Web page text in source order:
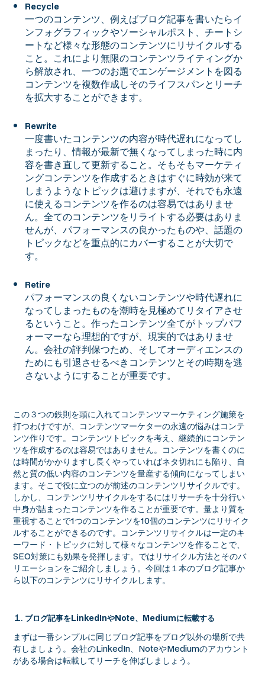
Recycle
一つのコンテンツ、例えばブログ記事を書いたらイ
ンフォグラフィックやソーシャルポスト、チートシ
ートなど様々な形態のコンテンツにリサイクルする
こと。これにより無限のコンテンツライティングか
ら解放され、一つのお題でエンゲージメントを図る
コンテンツを複数作成しそのライフスパンとリーチ
を拡大することができます。
Rewrite
一度書いたコンテンツの内容が時代遅れになってし
まったり、情報が最新で無くなってしまった時に内
容を書き直して更新すること。そもそもマーケティ
ングコンテンツを作成するときはすぐに時効が来て
しまうようなトピックは避けますが、それでも永遠
に使えるコンテンツを作るのは容易ではありませ
ん。全てのコンテンツをリライトする必要はありま
せんが、パフォーマンスの良かったものや、話題の
トピックなどを重点的にカバーすることが大切で
す。
Retire
パフォーマンスの良くないコンテンツや時代遅れに
なってしまったものを潮時を見極めてリタイアさせ
るということ。作ったコンテンツ全てがトップパフ
ォーマーなら理想的ですが、現実的ではありませ
ん。会社の評判保つため、そしてオーディエンスの
ためにも引退させるべきコンテンツとその時期を逃
さないようにすることが重要です。
この３つの鉄則を頭に入れてコンテンツマーケティング施策を
打つわけですが、コンテンツマーケターの永遠の悩みはコンテ
ンツ作りです。コンテンツトピックを考え、継続的にコンテン
ツを作成するのは容易ではありません。コンテンツを書くのに
は時間がかかりますし長くやっていればネタ切れにも陥り、自
然と質の低い内容のコンテンツを量産する傾向になってしまい
ます。そこで役に立つのが前述のコンテンツリサイクルです。
しかし、コンテンツリサイクルをするにはリサーチを十分行い
中身が詰まったコンテンツを作ることが重要です。量より質を
重視することで1つのコンテンツを10個のコンテンツにリサイク
ルすることができるのです。コンテンツリサイクルは一定のキ
ーワード・トピックに対して様々なコンテンツを作ることで、
SEO対策にも効果を発揮します。ではリサイクル方法とそのバ
リエーションをご紹介しましょう。今回は１本のブログ記事か
ら以下のコンテンツにリサイクルします。
ブログ記事をLinkedInやNote、Mediumに転載する
まずは一番シンプルに同じブログ記事をブログ以外の場所で共
有しましょう。会社のLinkedIn、NoteやMediumのアカウント
がある場合は転載してリーチを伸ばしましょう。